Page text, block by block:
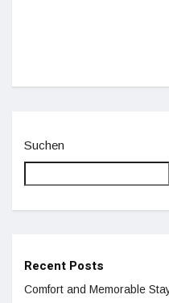
Suchen
Recent Posts
Comfort and Memorable